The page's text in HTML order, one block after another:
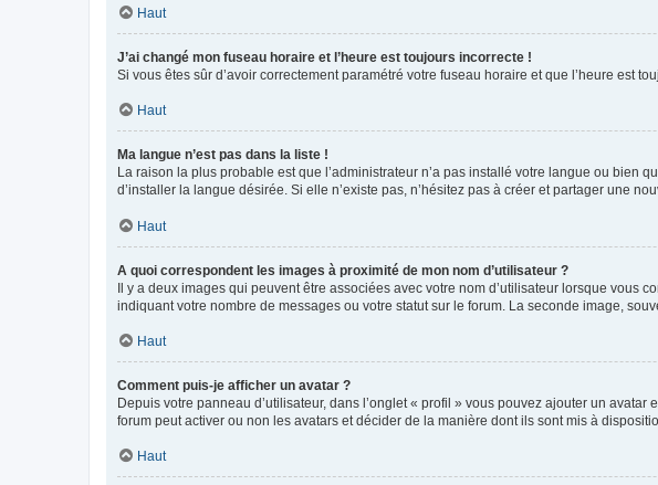
Haut
J’ai changé mon fuseau horaire et l’heure est toujours incorrecte !
Si vous êtes sûr d’avoir correctement paramétré votre fuseau horaire et que l’heure est
Haut
Ma langue n’est pas dans la liste !
La raison la plus probable est que l’administrateur n’a pas installé votre langue ou bien
d’installer la langue désirée. Si elle n’existe pas, n’hésitez pas à créer et partager une
Haut
A quoi correspondent les images à proximité de mon nom d’utilisateur ?
Il y a deux images qui peuvent être associées avec votre nom d’utilisateur lorsque vous
indiquant votre nombre de messages ou votre statut sur le forum. La seconde image,
Haut
Comment puis-je afficher un avatar ?
Depuis votre panneau d’utilisateur, dans l’onglet « profil » vous pouvez ajouter un
forum peut activer ou non les avatars et décider de la manière dont ils sont mis à
Haut